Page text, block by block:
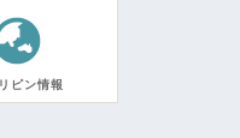
ピン情報